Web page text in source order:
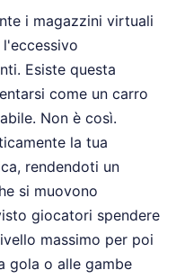
i magazzini virtuali
Esiste questa
come un carro
Non è così.
la tua
rendendoti un
si muovono
giocatori spendere
massimo per poi
gola o alle gambe